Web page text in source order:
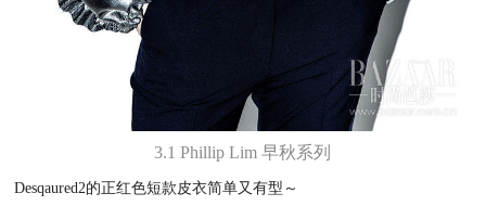
3.1 Phillip Lim 早秋系列
Desqaured2的正红色短款皮衣简单又有型～